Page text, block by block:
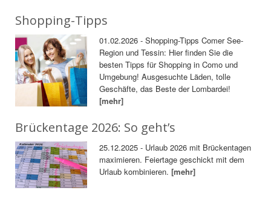
Shopping-Tipps
01.02.2026 - Shopping-Tipps Comer See-
Region und Tessin: Hier finden Sie die
besten Tipps für Shopping in Como und
Umgebung! Ausgesuchte Läden, tolle
Geschäfte, das Beste der Lombardei!
[mehr]
Brückentage 2026: So geht’s
25.12.2025 - Urlaub 2026 mit Brückentagen
maximieren. Feiertage geschickt mit dem
Urlaub kombinieren.[mehr]